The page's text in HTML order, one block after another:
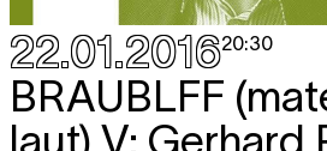
22.01.201620:30
BRAUBLFF
laut) V: Gerhard